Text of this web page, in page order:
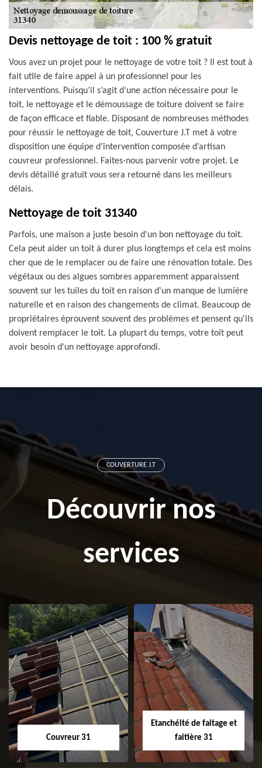
Devis nettoyage de toit : 100 % gratuit
Vous avez un projet pour le nettoyage de votre toit ? Il est tout à
fait utile de faire appel à un professionnel pour les
interventions. Puisqu’il s’agit d’une action nécessaire pour le
toit, le nettoyage et le démoussage de toiture doivent se faire
de façon efficace et fiable. Disposant de nombreuses méthodes
pour réussir le nettoyage de toit, Couverture J.T met à votre
disposition une équipe d’intervention composée d’artisan
couvreur professionnel. Faites-nous parvenir votre projet. Le
devis détaillé gratuit vous sera retourné dans les meilleurs
délais.
Nettoyage de toit 31340
Parfois, une maison a juste besoin d'un bon nettoyage du toit.
Cela peut aider un toit à durer plus longtemps et cela est moins
cher que de le remplacer ou de faire une rénovation totale. Des
végétaux ou des algues sombres apparemment apparaissent
souvent sur les tuiles du toit en raison d'un manque de lumière
naturelle et en raison des changements de climat. Beaucoup de
propriétaires éprouvent souvent des problèmes et pensent qu'ils
doivent remplacer le toit. La plupart du temps, votre toit peut
avoir besoin d'un nettoyage approfondi.
COUVERTURE J.T
Découvrir nos
services
Couvreur 31
Etanchéité de faitage et
faitière 31